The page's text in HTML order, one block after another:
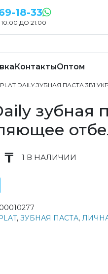
18-33
ДО 21:00
КонтактыОптом
DAILY ЗУБНАЯ ПАСТА 3В1
зубная
₸ 1 В НАЛИЧИИ
, ЗУБНАЯ ПАСТА,